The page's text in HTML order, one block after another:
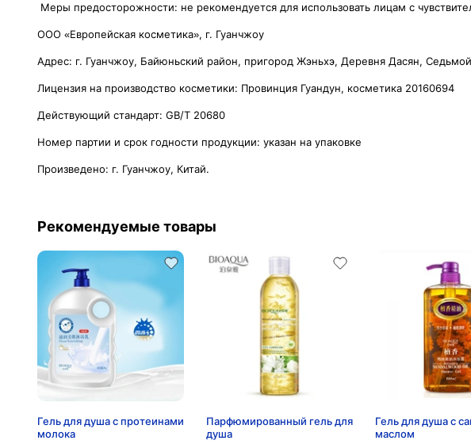
Меры предосторожности: не рекомендуется для использовать лицам с
ООО «Европейская косметика», г. Гуанчжоу
Адрес: г. Гуанчжоу, Байюньский район, пригород Жэньхэ, Деревня Дасян,
Лицензия на производство косметики: Провинция Гуандун, косметика 20160694
Действующий стандарт: GB/T 20680
Номер партии и срок годности продукции: указан на упаковке
Произведено: г. Гуанчжоу, Китай.
Рекомендуемые товары
Гель для душа с протеинами
молока
Парфюмированный гель для
душа
Гель для душа с
маслом